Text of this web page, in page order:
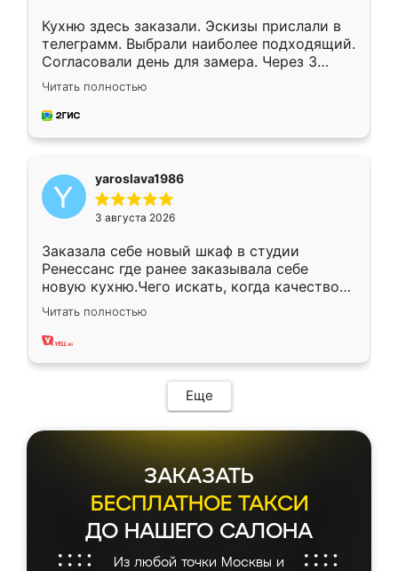
Кухню здесь заказали. Эскизы прислали в
телеграмм. Выбрали наиболее подходящий.
Согласовали день для замера. Через 3
недели кухня была уже готова. Остались
довольны работой. Спасибо Ренессанс
мебель за качественную работу!
Читать полностью
yaroslava1986
3 августа 2026
Заказала себе новый шкаф в студии
Ренессанс где ранее заказывала себе
новую кухню.Чего искать, когда качеством
вполне довольна. Служит кухня уже почти
два года, нареканий нет.
Читать полностью
Еще
ЗАКАЗАТЬ
БЕСПЛАТНОЕ ТАКСИ
ДО НАШЕГО САЛОНА
Из любой точки Москвы и